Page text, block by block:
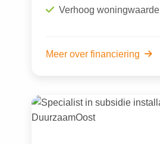
Verhoog woningwaarde
Meer over financiering